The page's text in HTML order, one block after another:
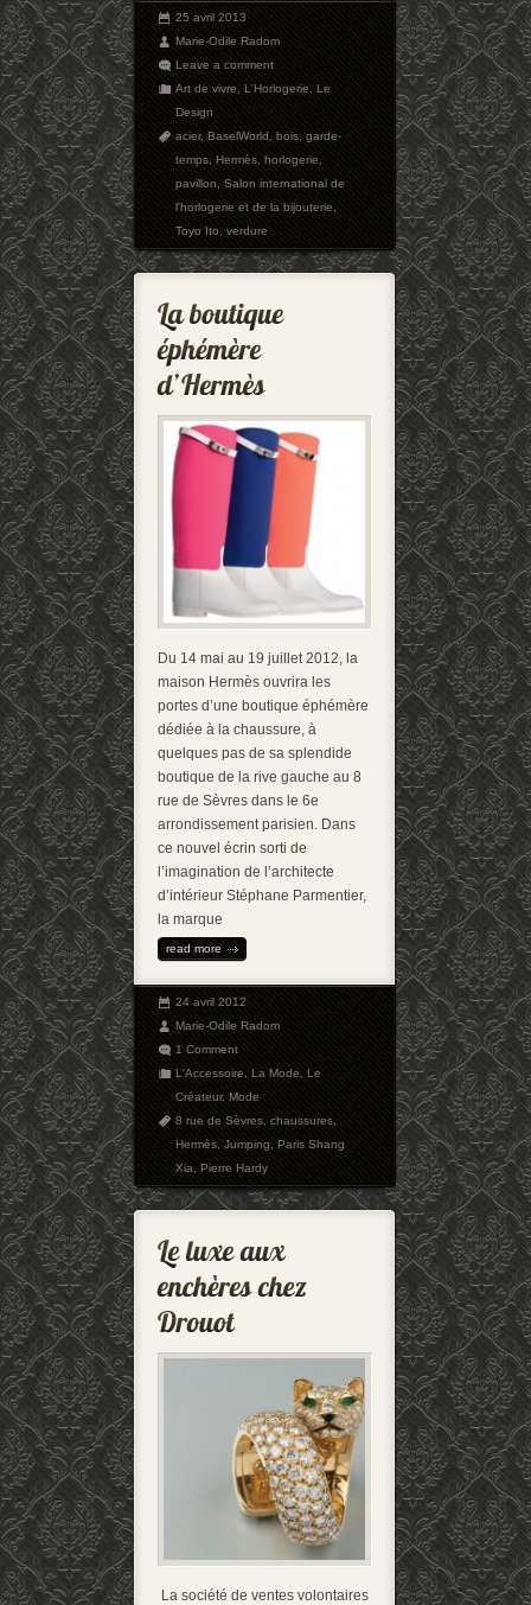
25 avril 2013
Marie-Odile Radom
Leave a comment
Art de vivre,L'Horlogerie,Le
Design
acier,BaselWorld,bois,garde-
temps,Hermès,horlogerie,
pavillon,Salon international de
l'horlogerie et de la bijouterie,
Toyo Ito,verdure
Du 14 mai au 19 juillet 2012, la
maison Hermès ouvrira les
portes d’une boutique éphémère
dédiée à la chaussure, à
quelques pas de sa splendide
boutique de la rive gauche au 8
rue de Sèvres dans le 6e
arrondissement parisien. Dans
ce nouvel écrin sorti de
l’imagination de l’architecte
d’intérieur Stéphane Parmentier,
la marque
read more
24 avril 2012
Marie-Odile Radom
1 Comment
L'Accessoire,La Mode,Le
Créateur,Mode
8 rue de Sèvres,chaussures,
Hermès,Jumping,Paris Shang
Xia,Pierre Hardy
La société de ventes volontaires